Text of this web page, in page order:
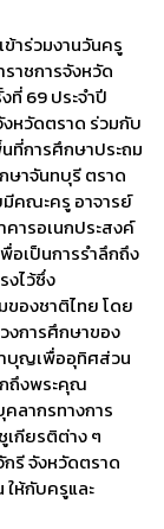
าร่วมงานวันครู
าชการจังหวัด
ที่ 69 ประจำปี
หวัดตราด ร่วมกับ
ที่การศึกษาประถม
ษาจันทบุรี ตราด
คณะครู อาจารย์
คารอเนกประสงค์
อเป็นการรำลึกถึง
งไว้ซึ่ง
องชาติไทย โดย
งการศึกษาของ
ำบุญเพื่ออุทิศส่วน
ถึงพระคุณ
ลากรทางการ
กียรติต่าง ๆ
กรี จังหวัดตราด
ห้กับครูและ